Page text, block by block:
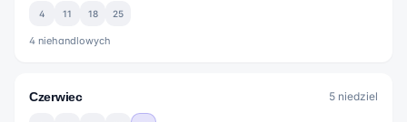
4 11 18 25
4 niehandlowych
Czerwiec 5 niedziel